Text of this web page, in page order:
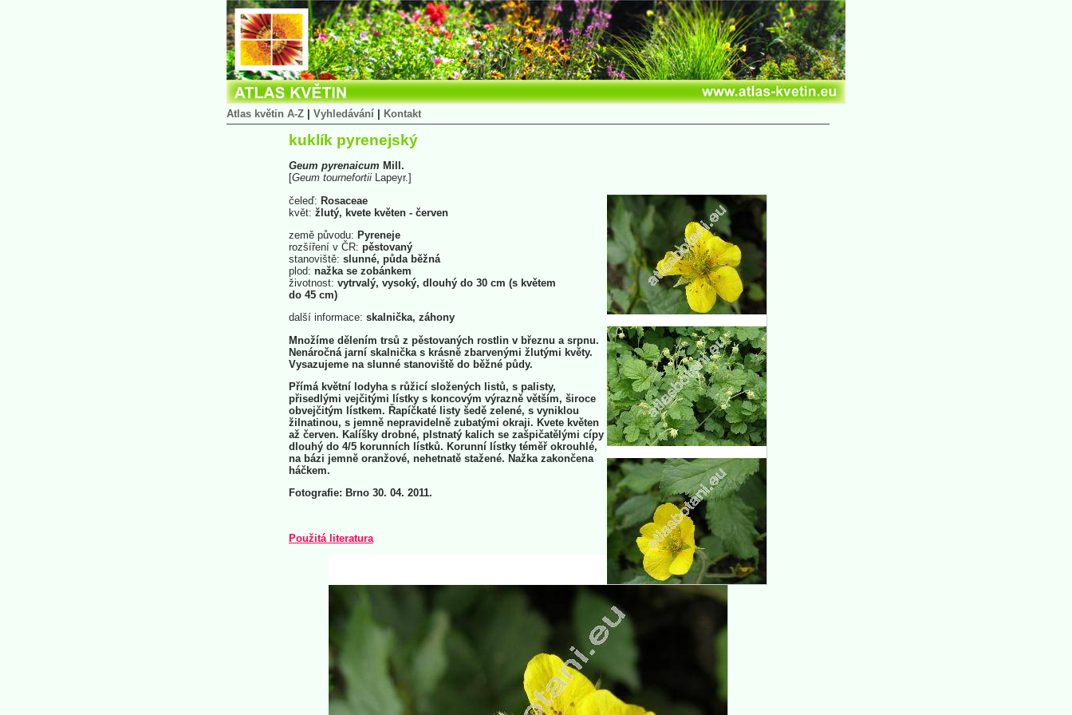
Atlas květin A-Z Vyhledávání Kontakt
kuklík pyrenejský
Geum pyrenaicum Mill.
[Geum tournefortii Lapeyr.]
čeleď: Rosaceae
květ: žlutý, kvete květen - červen
země původu: Pyreneje
rozšíření v ČR: pěstovaný
stanoviště: slunné, půda běžná
plod: nažka se zobánkem
životnost: vytrvalý, vysoký, dlouhý do 30 cm (s květem
do 45 cm)
další informace: skalnička, záhony
Množíme dělením trsů z pěstovaných rostlin v březnu a srpnu.
Nenáročná jarní skalnička s krásně zbarvenými žlutými květy.
Vysazujeme na slunné stanoviště do běžné půdy.
Přímá květní lodyha s růžicí složených listů, s palisty,
přisedlými vejčitými lístky s koncovým výrazně větším, široce
obvejčitým lístkem. Řapíčkaté listy šedě zelené, s vyniklou
žilnatinou, s jemně nepravidelně zubatými okraji. Kvete květen
až červen. Kalíšky drobné, plstnatý kalich se zašpičatělými cípy
dlouhý do 4/5 korunních lístků. Korunní lístky téměř okrouhlé,
na bázi jemně oranžové, nehetnatě stažené. Nažka zakončena
háčkem.
Fotografie: Brno 30. 04. 2011.
Použitá literatura